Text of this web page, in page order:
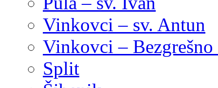
Vinkovci – sv. Antun
Vinkovci –
Split